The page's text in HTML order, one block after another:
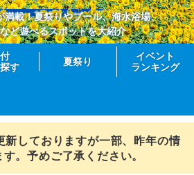
満載！夏祭りやプール、海水浴場、
ど遊べるスポットを大紹介
す
夏祭り
イベント
ランキング
新しておりますが一部、昨年の情
。予めご了承ください。